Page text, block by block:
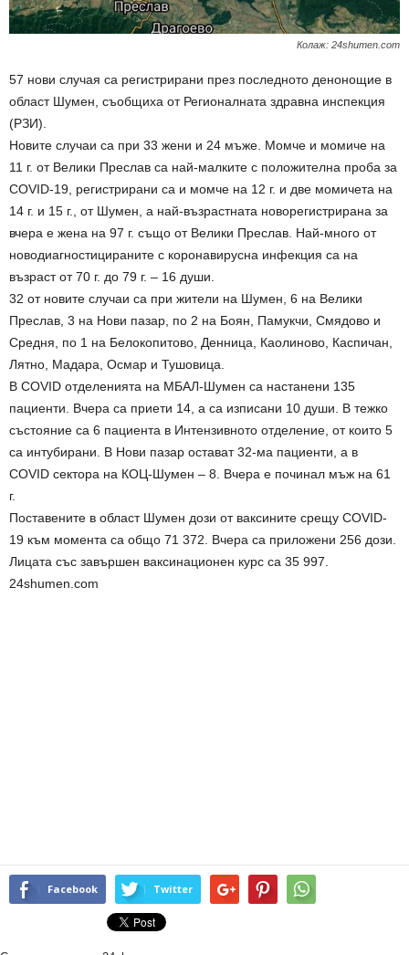
Колаж: 24shumen.com
57 нови случая са регистрирани през последното денонощие в
област Шумен, съобщиха от Регионалната здравна инспекция
(РЗИ).
Новите случаи са при 33 жени и 24 мъже. Момче и момиче на
11 г. от Велики Преслав са най-малките с положителна проба за
COVID-19, регистрирани са и момче на 12 г. и две момичета на
14 г. и 15 г., от Шумен, а най-възрастната новорегистрирана за
вчера е жена на 97 г. също от Велики Преслав. Най-много от
новодиагностицираните с коронавирусна инфекция са на
възраст от 70 г. до 79 г. – 16 души.
32 от новите случаи са при жители на Шумен, 6 на Велики
Преслав, 3 на Нови пазар, по 2 на Боян, Памукчи, Смядово и
Средня, по 1 на Белокопитово, Денница, Каолиново, Каспичан,
Лятно, Мадара, Осмар и Тушовица.
В COVID отделенията на МБАЛ-Шумен са настанени 135
пациенти. Вчера са приети 14, а са изписани 10 души. В тежко
състояние са 6 пациента в Интензивното отделение, от които 5
са интубирани. В Нови пазар остават 32-ма пациенти, а в
COVID сектора на КОЦ-Шумен – 8. Вчера е починал мъж на 61
г.
Поставените в област Шумен дози от ваксините срещу COVID-
19 към момента са общо 71 372. Вчера са приложени 256 дози.
Лицата със завършен ваксинационен курс са 35 997.
24shumen.com
Facebook Twitter